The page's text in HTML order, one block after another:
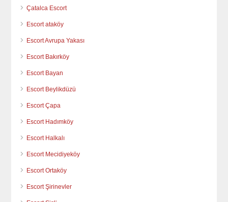
Çatalca Escort
Escort ataköy
Escort Avrupa Yakası
Escort Bakırköy
Escort Bayan
Escort Beylikdüzü
Escort Çapa
Escort Hadımköy
Escort Halkalı
Escort Mecidiyeköy
Escort Ortaköy
Escort Şirinevler